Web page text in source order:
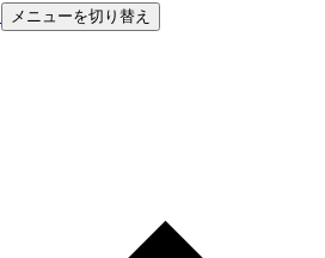
メニューを切り替え